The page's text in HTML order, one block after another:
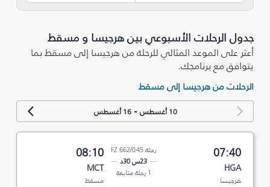
جدول الرحلات الأسبوعي بين هرجيسا و مسقط
أعثر على الموعد المثالي للرحلة من هرجيسا إلى مسقط بما
يتوافق مع برنامجك.
الرحلات من هرجيسا إلى مسقط
10 أغسطس -16 أغسطس
07:40
HGA
هرجيسا
رحلة FZ 662/045
23س 30د
1 رحلة متابعة
08:10
MCT
مسقط